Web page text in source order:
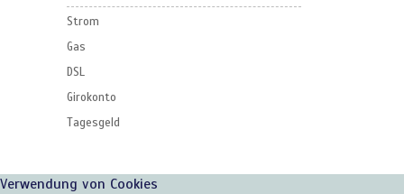
Strom
Gas
DSL
Girokonto
Tagesgeld
Verwendung von Cookies